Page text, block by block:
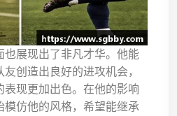
展现出了非凡才华。他能
创造出良好的进攻机会，
现更加出色。在他的影响
模仿他的风格，希望能继承